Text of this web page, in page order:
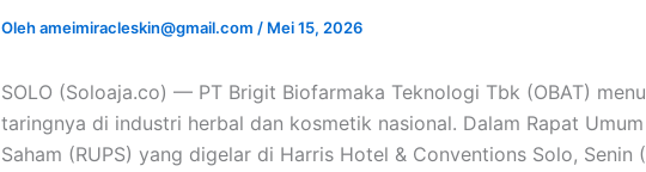
Olehameimiracleskin@gmail.com / Mei 15, 2026
SOLO (Soloaja.co) — PT Brigit Biofarmaka Teknologi Tbk (OBAT)
taringnya di industri herbal dan kosmetik nasional. Dalam Rapat
Saham (RUPS) yang digelar di Harris Hotel & Conventions Solo, Senin